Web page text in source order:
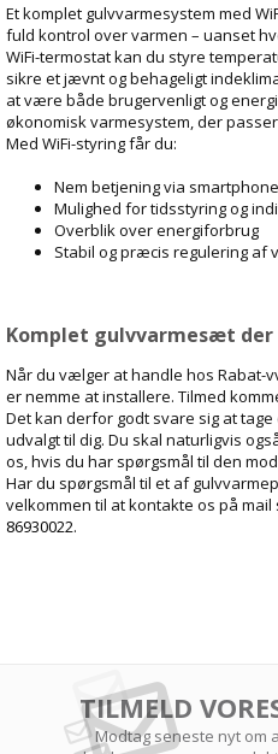
Et komplet gulvvarmesystem med
fuld kontrol over varmen – uanset
WiFi-termostat kan du styre
sikre et jævnt og behageligt
at være både brugervenligt og
økonomisk varmesystem, der
Med WiFi-styring får du:
Nem betjening via
Mulighed for tidsstyring og
Overblik over energiforbrug
Stabil og præcis regulering af
Komplet gulvvarmesæt
Når du vælger at handle hos Rabat-
er nemme at installere. Tilmed
Det kan derfor godt svare sig at
udvalgt til dig. Du skal naturligvis
os, hvis du har spørgsmål til den
Har du spørgsmål til et af
velkommen til at kontakte os på mail
86930022.
TILMELD
Modtag seneste nyt om